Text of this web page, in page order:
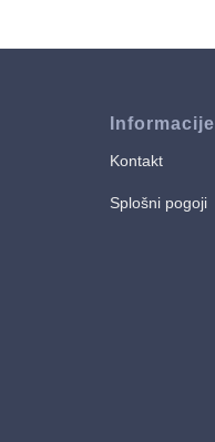
Informacije
Kontakt
Splošni pogoji